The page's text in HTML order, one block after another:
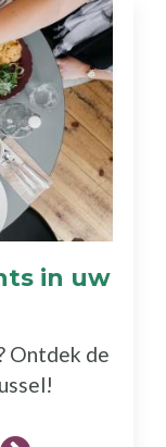
in uw
Ontdek de